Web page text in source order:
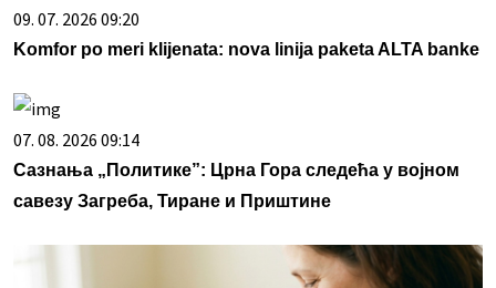
09. 07. 2026 09:20
Komfor po meri klijenata: nova linija paketa ALTA banke
07. 08. 2026 09:14
Сазнања „Политике”: Црна Гора следећа у војном
савезу Загреба, Тиране и Приштине